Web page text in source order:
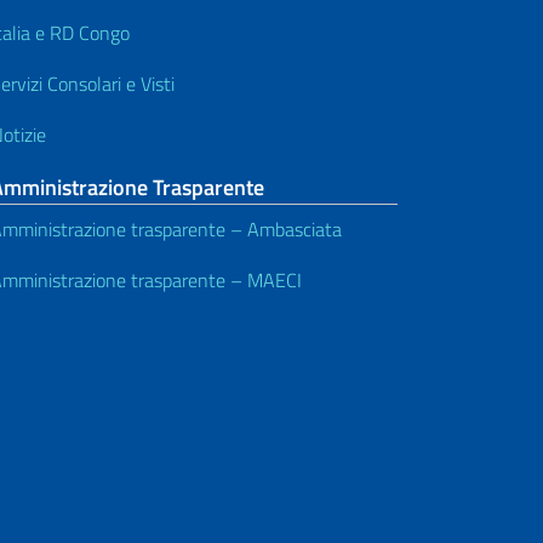
e RD Congo
Consolari e Visti
Trasparente
trasparente – Ambasciata
trasparente – MAECI